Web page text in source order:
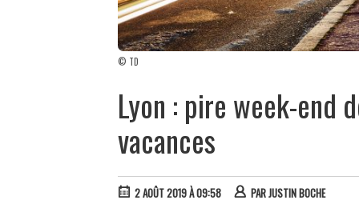
© TD
Lyon : pire week-end
vacances
2 AOÛT 2019 À 09:58 PARJUSTIN BOCHE